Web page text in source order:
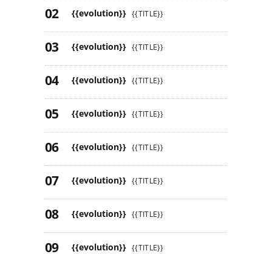
{{evolution}} {{TITLE}}
{{evolution}} {{TITLE}}
{{evolution}} {{TITLE}}
{{evolution}} {{TITLE}}
{{evolution}} {{TITLE}}
{{evolution}} {{TITLE}}
{{evolution}} {{TITLE}}
{{evolution}} {{TITLE}}